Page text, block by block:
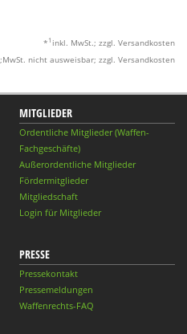
* 1 inkl. MwSt.; zzgl. Versandkosten
nicht ausweisbar; zzgl. Versandkosten
MITGLIEDER
Ordentliche Mitglieder (Waffen-
Fachgeschäfte)
Außerordentliche Mitglieder
Fördermitglieder
Mitgliedschaft
Login für Mitglieder
PRESSE
Pressekontakt
Pressemeldungen
Waffenrechts-FAQ